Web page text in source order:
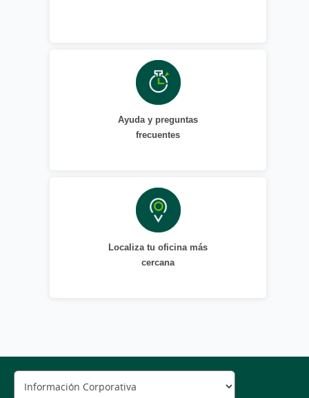
Ayuda y preguntas
frecuentes
Localiza tu oficina más
cercana